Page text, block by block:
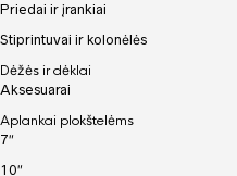
Priedai ir įrankiai
Stiprintuvai ir kolonėlės
Dėžės ir dėklai
Aksesuarai
Aplankai plokštelėms
7″
10″